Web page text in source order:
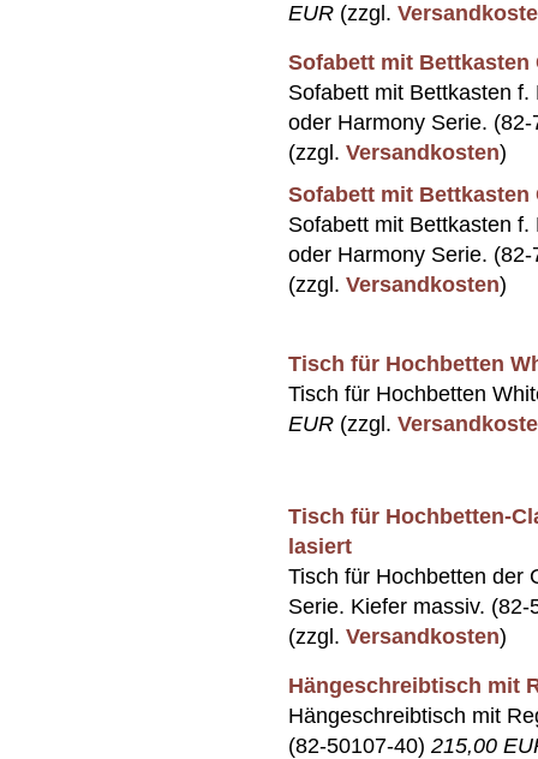
EUR (zzgl.
Sofabett mit Bettkasten
Sofabett mit Bettkasten
oder Harmony Serie.
(zzgl. Versandkosten)
Sofabett mit Bettkasten
Sofabett mit Bettkasten
oder Harmony Serie.
(zzgl. Versandkosten)
Tisch für Hochbetten
Tisch für Hochbetten
EUR (zzgl.
Tisch für Hochbetten-
lasiert
Tisch für Hochbetten der
Serie. Kiefer massiv.
(zzgl. Versandkosten)
Hängeschreibtisch mit
Hängeschreibtisch mit
(82-50107-40) 215,00